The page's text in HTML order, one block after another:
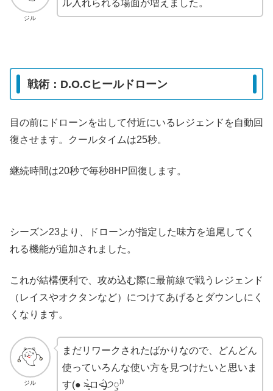
ジル
ル入れられる場面が増えました。
戦術：D.O.Cヒールドローン
目の前にドローンを出して付近にいるレジェンドを自動回
復させます。クールタイムは25秒。
継続時間は20秒で毎秒8HP回復します。
シーズン23より、ドローンが指定した味方を追尾してく
れる機能が追加されました。
これが結構便利で、攻め込む際に最前線で戦うレジェンド
（レイスやオクタンなど）につけてあげるとダウンしにく
くなります。
ジル
まだリワークされたばかりなので、どんどん
使っていろんな使い方を見つけたいと思いま
す(● ˃̶͈̀ロ˂̶͈́)੭ꠥ⁾⁾